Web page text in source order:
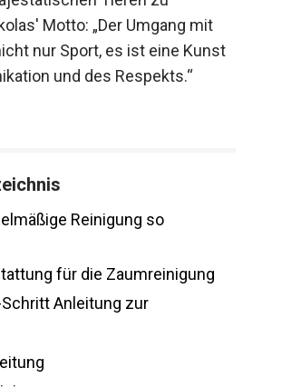
Motto: „Der Umgang mit
nur Sport, es ist eine
und des
Reinigung so
für die
Anleitung zur